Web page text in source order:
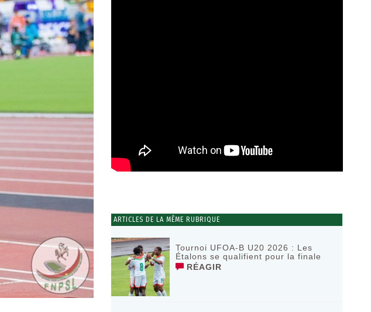
ARTICLES DE LA MÊME RUBRIQUE
Tournoi UFOA-B U20 2026 : Les
Étalons se qualifient pour la finale
RÉAGIR